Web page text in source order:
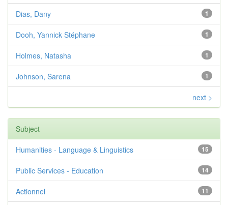
1
Dias, Dany
1
Dooh, Yannick Stéphane
1
Holmes, Natasha
1
Johnson, Sarena
next >
Subject
15
Humanities - Language & Linguistics
14
Public Services - Education
11
Actionnel